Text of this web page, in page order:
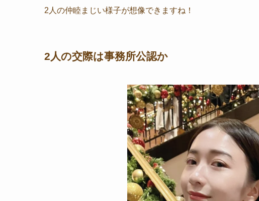
2人の仲睦まじい様子が想像できますね！
2人の交際は事務所公認か